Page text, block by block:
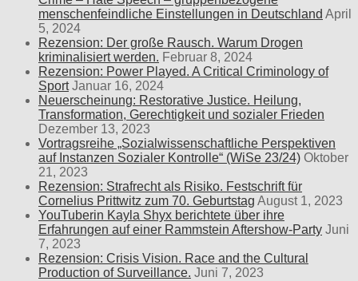
menschenfeindliche Einstellungen in Deutschland April
5, 2024
Rezension: Der große Rausch. Warum Drogen
kriminalisiert werden. Februar 8, 2024
Rezension: Power Played. A Critical Criminology of
Sport Januar 16, 2024
Neuerscheinung: Restorative Justice. Heilung,
Transformation, Gerechtigkeit und sozialer Frieden
Dezember 13, 2023
Vortragsreihe „Sozialwissenschaftliche Perspektiven
auf Instanzen Sozialer Kontrolle“ (WiSe 23/24) Oktober
21, 2023
Rezension: Strafrecht als Risiko. Festschrift für
Cornelius Prittwitz zum 70. Geburtstag August 1, 2023
YouTuberin Kayla Shyx berichtete über ihre
Erfahrungen auf einer Rammstein Aftershow-Party Juni
7, 2023
Rezension: Crisis Vision. Race and the Cultural
Production of Surveillance. Juni 7, 2023